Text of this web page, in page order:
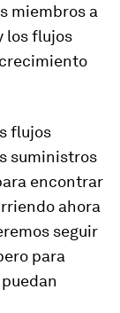
miembros a
los flujos
flujos
suministros
encontrar
ahora
seguir
para